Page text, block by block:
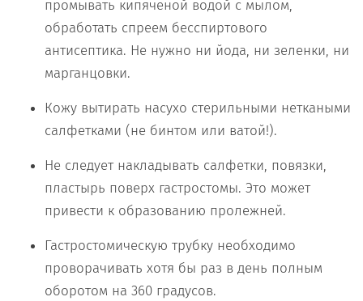
промывать кипяченой водой с мылом,
обработать спреем бесспиртового
антисептика. Не нужно ни йода, ни зеленки, ни
марганцовки.
Кожу вытирать насухо стерильными неткаными
салфетками (не бинтом или ватой!).
Не следует накладывать салфетки, повязки,
пластырь поверх гастростомы. Это может
привести к образованию пролежней.
Гастростомическую трубку необходимо
проворачивать хотя бы раз в день полным
оборотом на 360 градусов.